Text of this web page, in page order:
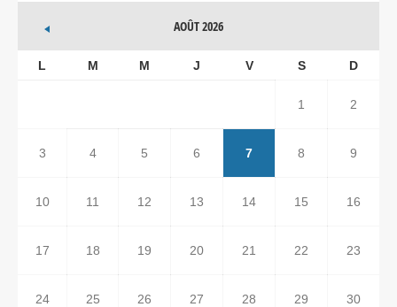
AOÛT 2026
L M M J V S D
1 2
3 4 5 6 7 8 9
10 11 12 13 14 15 16
17 18 19 20 21 22 23
24 25 26 27 28 29 30